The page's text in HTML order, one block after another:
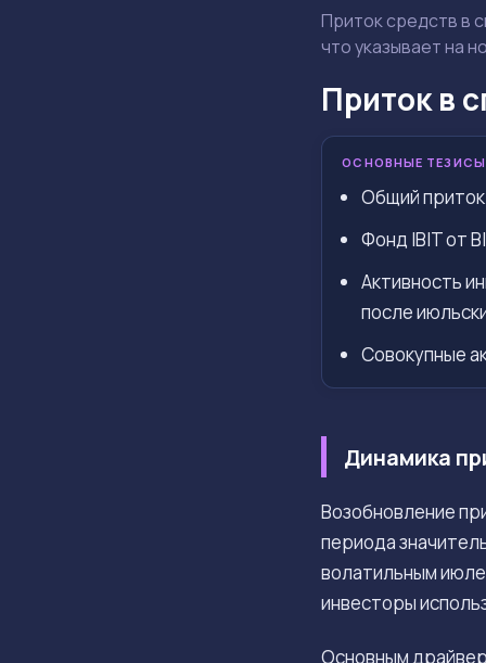
Приток средств в
что указывает на
Приток в
ОСНОВНЫЕ ТЕЗИСЫ
Общий
Фонд IBIT от
Активность
после
Совокупные
Динамика
Возобновление
периода
волатильным
инвесторы
Основным